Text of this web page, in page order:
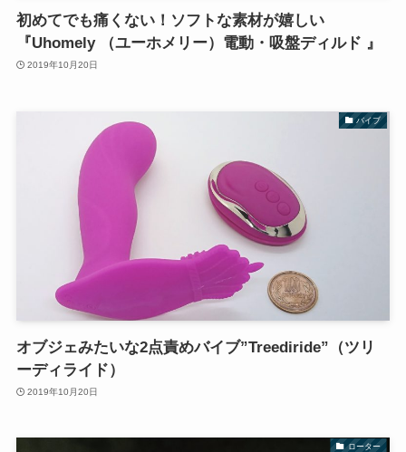
初めてでも痛くない！ソフトな素材が嬉しい
『Uhomely （ユーホメリー）電動・吸盤ディルド 』
2019年10月20日
バイブ
オブジェみたいな2点責めバイブ”Treediride”（ツリ
ーディライド）
2019年10月20日
ローター